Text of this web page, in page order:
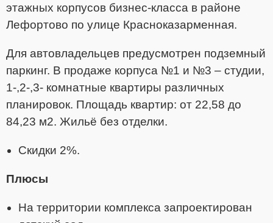
этажных корпусов бизнес-класса в районе
Лефортово по улице Красноказарменная.
Для автовладельцев предусмотрен подземный
паркинг. В продаже корпуса №1 и №3 – студии,
1-,2-,3- комнатные квартиры различных
планировок. Площадь квартир: от 22,58 до
84,23 м2. Жильё без отделки.
Скидки 2%.
Плюсы
На территории комплекса запроектирован